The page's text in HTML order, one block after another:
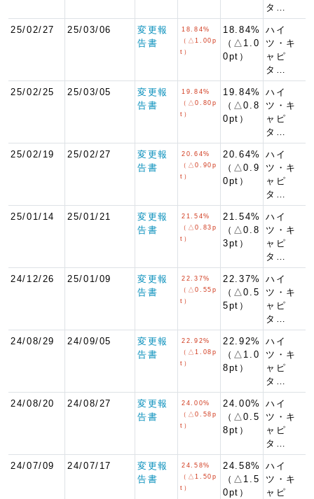
タ…
25/02/27 25/03/06
変更報
告書
18.84%
（△1.00p
t）
18.84%
（△1.0
0pt）
ハイ
ツ・キ
ャピ
タ…
25/02/25 25/03/05
変更報
告書
19.84%
（△0.80p
t）
19.84%
（△0.8
0pt）
ハイ
ツ・キ
ャピ
タ…
25/02/19 25/02/27
変更報
告書
20.64%
（△0.90p
t）
20.64%
（△0.9
0pt）
ハイ
ツ・キ
ャピ
タ…
25/01/14 25/01/21
変更報
告書
21.54%
（△0.83p
t）
21.54%
（△0.8
3pt）
ハイ
ツ・キ
ャピ
タ…
24/12/26 25/01/09
変更報
告書
22.37%
（△0.55p
t）
22.37%
（△0.5
5pt）
ハイ
ツ・キ
ャピ
タ…
24/08/29 24/09/05
変更報
告書
22.92%
（△1.08p
t）
22.92%
（△1.0
8pt）
ハイ
ツ・キ
ャピ
タ…
24/08/20 24/08/27
変更報
告書
24.00%
（△0.58p
t）
24.00%
（△0.5
8pt）
ハイ
ツ・キ
ャピ
タ…
24/07/09 24/07/17
変更報
告書
24.58%
（△1.50p
t）
24.58%
（△1.5
0pt）
ハイ
ツ・キ
ャピ